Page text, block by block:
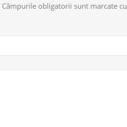
Câmpurile obligatorii sunt marcate cu